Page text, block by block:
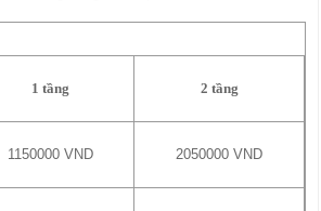
1 tầng 2 tầng
1150000 VND 2050000 VND